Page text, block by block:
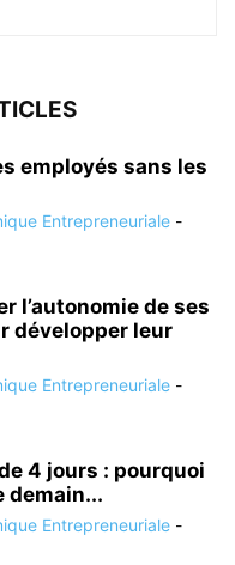
employés sans les
Entrepreneuriale -
l’autonomie de ses
développer leur
Entrepreneuriale -
4 jours : pourquoi
demain...
Entrepreneuriale -